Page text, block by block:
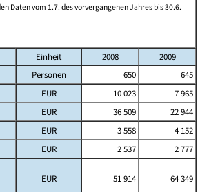
Daten vom 1.7. des vorvergangenen Jahres bis 30.6.
Einheit 2008
2009
Personen 650
645
EUR 10 023
7 965
EUR 36 509
22 944
EUR 3 558
4 152
EUR 2 537
2 777
EUR 51 914 64 349